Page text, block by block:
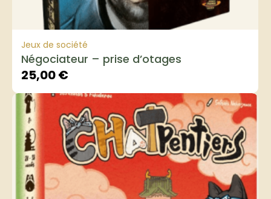
Jeux de société
Négociateur – prise d’otages
25,00€